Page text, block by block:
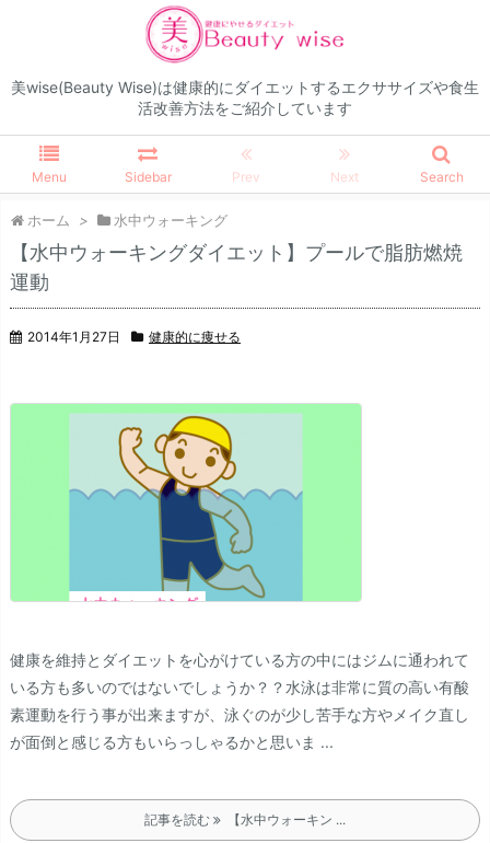
美wise(Beauty Wise)は健康的にダイエットするエクササイズや食生
活改善方法をご紹介しています
Menu Sidebar Prev Next Search
ホーム > 水中ウォーキング
【水中ウォーキングダイエット】プールで脂肪燃焼
運動
2014年1月27日 健康的に痩せる
健康を維持とダイエットを心がけている方の中にはジムに通われて
いる方も多いのではないでしょうか？？ 水泳は非常に質の高い有酸
素運動を行う事が出来ますが、泳ぐのが少し苦手な方やメイク直し
が面倒と感じる方もいらっしゃるかと思いま ...
記事を読む 【水中ウォーキン ...